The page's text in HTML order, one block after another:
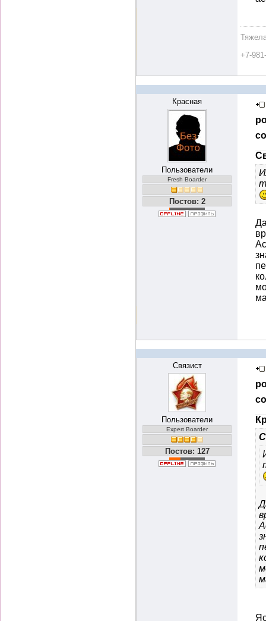
+7-
Красная
Пользователи
Fresh Boarder
Постов: 2
Связист
Пользователи
Expert Boarder
Постов: 127